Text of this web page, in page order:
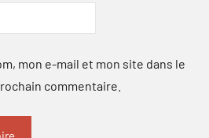
mon e-mail et mon site dans le
commentaire.